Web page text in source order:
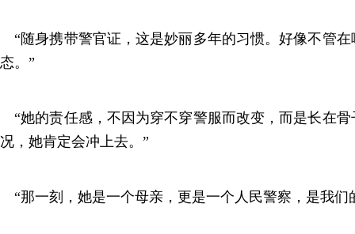
“随身携带警官证，这是妙丽多年的习惯。好像不管
态。”
“她的责任感，不因为穿不穿警服而改变，而是长在
况，她肯定会冲上去。”
“那一刻，她是一个母亲，更是一个人民警察，是我们